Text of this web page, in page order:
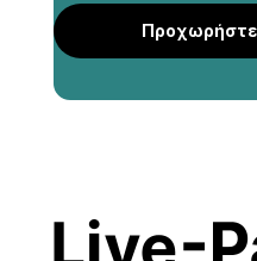
Επάγγελμα*
*